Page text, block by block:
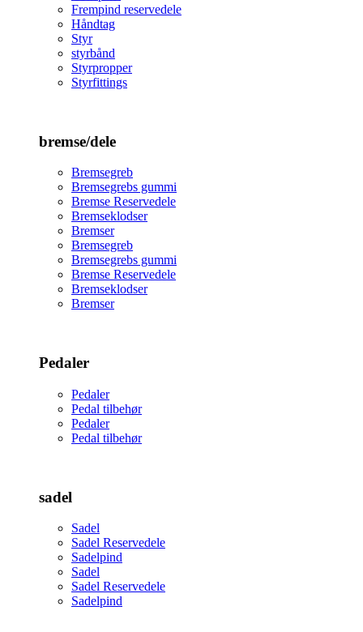
Frempind reservedele
Håndtag
Styr
styrbånd
Styrpropper
Styrfittings
bremse/dele
Bremsegreb
Bremsegrebs gummi
Bremse Reservedele
Bremseklodser
Bremser
Bremsegreb
Bremsegrebs gummi
Bremse Reservedele
Bremseklodser
Bremser
Pedaler
Pedaler
Pedal tilbehør
Pedaler
Pedal tilbehør
sadel
Sadel
Sadel Reservedele
Sadelpind
Sadel
Sadel Reservedele
Sadelpind